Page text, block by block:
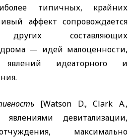
типичных, крайних
аффект сопровождается
других составляющих
— идей малоценности,
явлений идеаторного и
[Watson D., Clark A.,
явлениями девитализации,
максимально